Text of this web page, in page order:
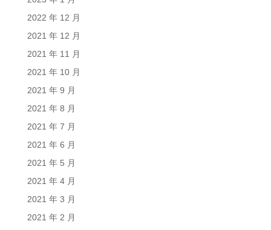
2022 年 12 月
2021 年 12 月
2021 年 11 月
2021 年 10 月
2021 年 9 月
2021 年 8 月
2021 年 7 月
2021 年 6 月
2021 年 5 月
2021 年 4 月
2021 年 3 月
2021 年 2 月